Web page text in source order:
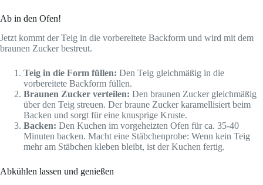
Ab in den Ofen!
Jetzt kommt der Teig in die vorbereitete Backform und wird mit dem
braunen Zucker bestreut.
Teig in die Form füllen: Den Teig gleichmäßig in die
vorbereitete Backform füllen.
Braunen Zucker verteilen: Den braunen Zucker gleichmäßig
über den Teig streuen. Der braune Zucker karamellisiert beim
Backen und sorgt für eine knusprige Kruste.
Backen: Den Kuchen im vorgeheizten Ofen für ca. 35-40
Minuten backen. Macht eine Stäbchenprobe: Wenn kein Teig
mehr am Stäbchen kleben bleibt, ist der Kuchen fertig.
Abkühlen lassen und genießen